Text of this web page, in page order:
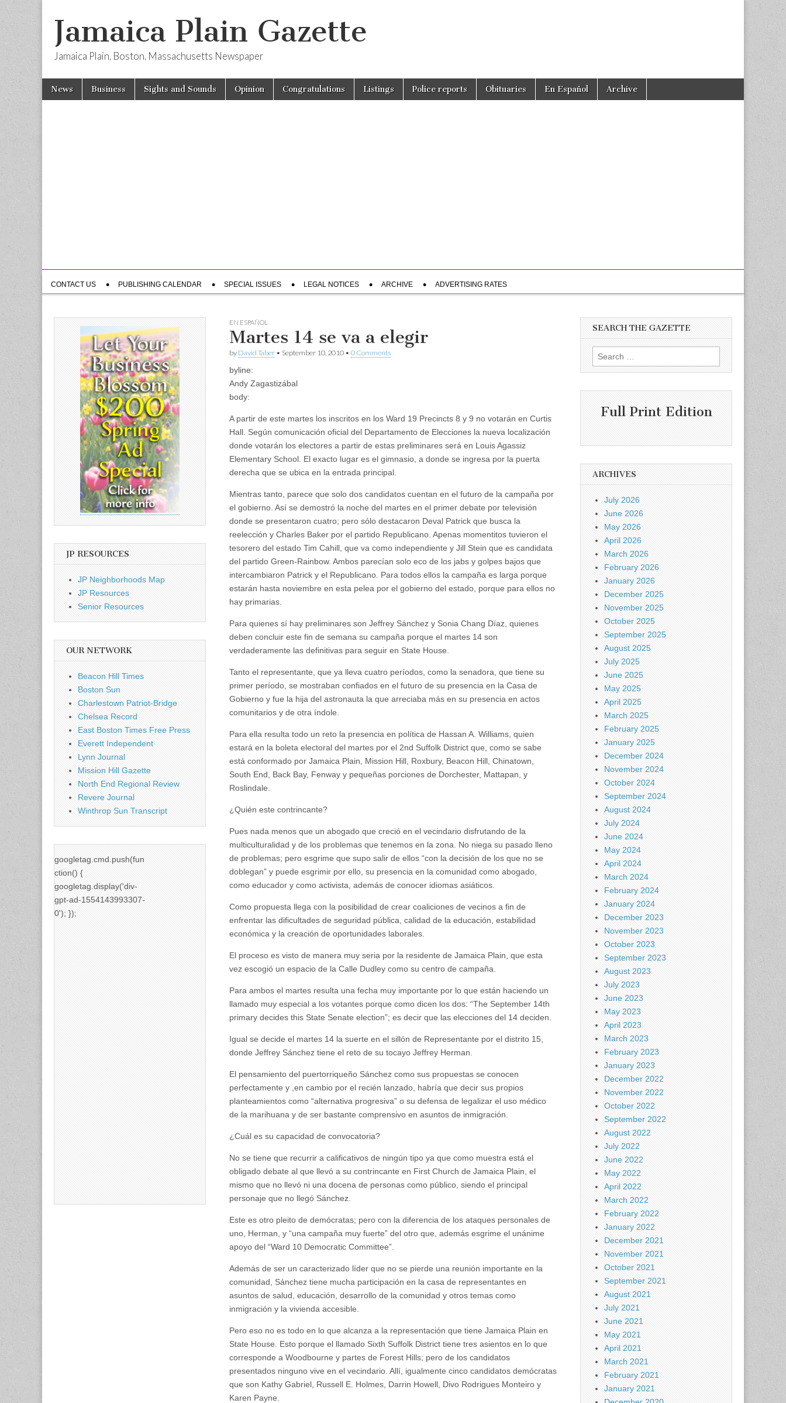
Jamaica Plain Gazette
Jamaica Plain, Boston, Massachusetts Newspaper
Main
menu
Skip
News Business Sights and Sounds Opinion Congratulations Listings Police reports Obituaries En Español Archive
Sub
menu
CONTACT US PUBLISHING CALENDAR SPECIAL ISSUES LEGAL NOTICES ARCHIVE ADVERTISING RATES
EN ESPAÑOL
Martes 14 se va a elegir
by David Taber • September 10, 2010 • 0 Comments
byline:
Andy Zagastizábal
body:
A partir de este martes los inscritos en los Ward 19 Precincts 8 y 9 no votarán en Curtis
Hall. Según comunicación oficial del Departamento de Elecciones la nueva localización
donde votarán los electores a partir de estas preliminares será en Louis Agassiz
Elementary School. El exacto lugar es el gimnasio, a donde se ingresa por la puerta
derecha que se ubica en la entrada principal.
Mientras tanto, parece que solo dos candidatos cuentan en el futuro de la campaña por
el gobierno. Así se demostró la noche del martes en el primer debate por televisión
donde se presentaron cuatro; pero sólo destacaron Deval Patrick que busca la
reelección y Charles Baker por el partido Republicano. Apenas momentitos tuvieron el
tesorero del estado Tim Cahill, que va como independiente y Jill Stein que es candidata
del partido Green-Rainbow. Ambos parecían solo eco de los jabs y golpes bajos que
intercambiaron Patrick y el Republicano. Para todos ellos la campaña es larga porque
estarán hasta noviembre en esta pelea por el gobierno del estado, porque para ellos no
hay primarias.
Para quienes sí hay preliminares son Jeffrey Sánchez y Sonia Chang Díaz, quienes
deben concluir este fin de semana su campaña porque el martes 14 son
verdaderamente las definitivas para seguir en State House.
Tanto el representante, que ya lleva cuatro períodos, como la senadora, que tiene su
primer período, se mostraban confiados en el futuro de su presencia en la Casa de
Gobierno y fue la hija del astronauta la que arreciaba más en su presencia en actos
comunitarios y de otra índole.
Para ella resulta todo un reto la presencia en política de Hassan A. Williams, quien
estará en la boleta electoral del martes por el 2nd Suffolk District que, como se sabe
está conformado por Jamaica Plain, Mission Hill, Roxbury, Beacon Hill, Chinatown,
South End, Back Bay, Fenway y pequeñas porciones de Dorchester, Mattapan, y
Roslindale.
¿Quién este contrincante?
Pues nada menos que un abogado que creció en el vecindario disfrutando de la
multiculturalidad y de los problemas que tenemos en la zona. No niega su pasado lleno
de problemas; pero esgrime que supo salir de ellos “con la decisión de los que no se
doblegan” y puede esgrimir por ello, su presencia en la comunidad como abogado,
como educador y como activista, además de conocer idiomas asiáticos.
Como propuesta llega con la posibilidad de crear coaliciones de vecinos a fin de
enfrentar las dificultades de seguridad pública, calidad de la educación, estabilidad
económica y la creación de oportunidades laborales.
El proceso es visto de manera muy seria por la residente de Jamaica Plain, que esta
vez escogió un espacio de la Calle Dudley como su centro de campaña.
Para ambos el martes resulta una fecha muy importante por lo que están haciendo un
llamado muy especial a los votantes porque como dicen los dos: “The September 14th
primary decides this State Senate election”; es decir que las elecciones del 14 deciden.
Igual se decide el martes 14 la suerte en el sillón de Representante por el distrito 15,
donde Jeffrey Sánchez tiene el reto de su tocayo Jeffrey Herman.
El pensamiento del puertorriqueño Sánchez como sus propuestas se conocen
perfectamente y ,en cambio por el recién lanzado, habría que decir sus propios
planteamientos como “alternativa progresiva” o su defensa de legalizar el uso médico
de la marihuana y de ser bastante comprensivo en asuntos de inmigración.
¿Cuál es su capacidad de convocatoria?
No se tiene que recurrir a calificativos de ningún tipo ya que como muestra está el
obligado debate al que llevó a su contrincante en First Church de Jamaica Plain, el
mismo que no llevó ni una docena de personas como público, siendo el principal
personaje que no llegó Sánchez.
Este es otro pleito de demócratas; pero con la diferencia de los ataques personales de
uno, Herman, y “una campaña muy fuerte” del otro que, además esgrime el unánime
apoyo del “Ward 10 Democratic Committee”.
Además de ser un caracterizado líder que no se pierde una reunión importante en la
comunidad, Sánchez tiene mucha participación en la casa de representantes en
asuntos de salud, educación, desarrollo de la comunidad y otros temas como
inmigración y la vivienda accesible.
Pero eso no es todo en lo que alcanza a la representación que tiene Jamaica Plain en
State House. Esto porque el llamado Sixth Suffolk District tiene tres asientos en lo que
corresponde a Woodbourne y partes de Forest Hills; pero de los candidatos
presentados ninguno vive en el vecindario. Allí, igualmente cinco candidatos demócratas
que son Kathy Gabriel, Russell E. Holmes, Darrin Howell, Divo Rodrigues Monteiro y
Karen Payne.
JP RESOURCES
JP Neighborhoods Map
JP Resources
Senior Resources
OUR NETWORK
Beacon Hill Times
Boston Sun
Charlestown Patriot-Bridge
Chelsea Record
East Boston Times Free Press
Everett Independent
Lynn Journal
Mission Hill Gazette
North End Regional Review
Revere Journal
Winthrop Sun Transcript
googletag.cmd.push(fun
ction() {
googletag.display('div-
gpt-ad-1554143993307-
0'); });
SEARCH THE GAZETTE
Search
for:
Full Print Edition
ARCHIVES
July 2026
June 2026
May 2026
April 2026
March 2026
February 2026
January 2026
December 2025
November 2025
October 2025
September 2025
August 2025
July 2025
June 2025
May 2025
April 2025
March 2025
February 2025
January 2025
December 2024
November 2024
October 2024
September 2024
August 2024
July 2024
June 2024
May 2024
April 2024
March 2024
February 2024
January 2024
December 2023
November 2023
October 2023
September 2023
August 2023
July 2023
June 2023
May 2023
April 2023
March 2023
February 2023
January 2023
December 2022
November 2022
October 2022
September 2022
August 2022
July 2022
June 2022
May 2022
April 2022
March 2022
February 2022
January 2022
December 2021
November 2021
October 2021
September 2021
August 2021
July 2021
June 2021
May 2021
April 2021
March 2021
February 2021
January 2021